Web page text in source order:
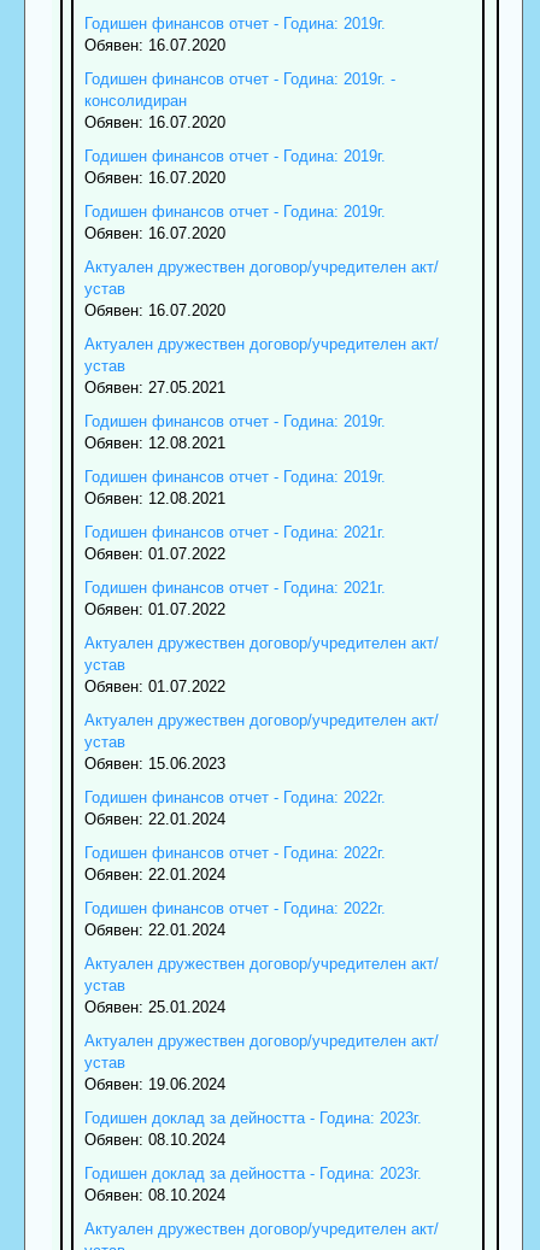
Годишен финансов отчет - Година: 2019г.
Обявен: 16.07.2020
Годишен финансов отчет - Година: 2019г. -
консолидиран
Обявен: 16.07.2020
Годишен финансов отчет - Година: 2019г.
Обявен: 16.07.2020
Годишен финансов отчет - Година: 2019г.
Обявен: 16.07.2020
Актуален дружествен договор/учредителен акт/
устав
Обявен: 16.07.2020
Актуален дружествен договор/учредителен акт/
устав
Обявен: 27.05.2021
Годишен финансов отчет - Година: 2019г.
Обявен: 12.08.2021
Годишен финансов отчет - Година: 2019г.
Обявен: 12.08.2021
Годишен финансов отчет - Година: 2021г.
Обявен: 01.07.2022
Годишен финансов отчет - Година: 2021г.
Обявен: 01.07.2022
Актуален дружествен договор/учредителен акт/
устав
Обявен: 01.07.2022
Актуален дружествен договор/учредителен акт/
устав
Обявен: 15.06.2023
Годишен финансов отчет - Година: 2022г.
Обявен: 22.01.2024
Годишен финансов отчет - Година: 2022г.
Обявен: 22.01.2024
Годишен финансов отчет - Година: 2022г.
Обявен: 22.01.2024
Актуален дружествен договор/учредителен акт/
устав
Обявен: 25.01.2024
Актуален дружествен договор/учредителен акт/
устав
Обявен: 19.06.2024
Годишен доклад за дейността - Година: 2023г.
Обявен: 08.10.2024
Годишен доклад за дейността - Година: 2023г.
Обявен: 08.10.2024
Актуален дружествен договор/учредителен акт/